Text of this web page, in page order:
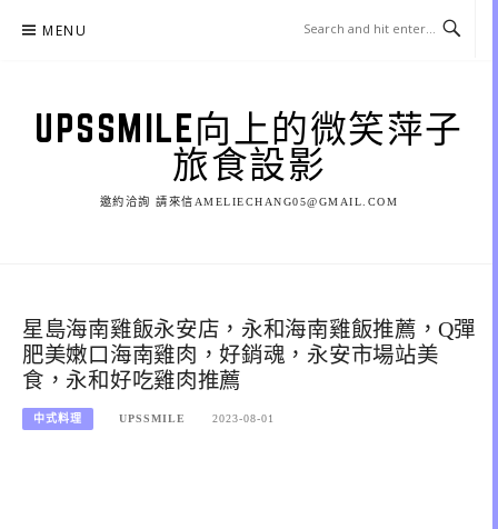
MENU
UPSSMILE向上的微笑萍子
旅食設影
邀約洽詢 請來信AMELIECHANG05@GMAIL.COM
星島海南雞飯永安店，永和海南雞飯推薦，Q彈
肥美嫩口海南雞肉，好銷魂，永安市場站美
食，永和好吃雞肉推薦
中式料理 UPSSMILE 2023-08-01